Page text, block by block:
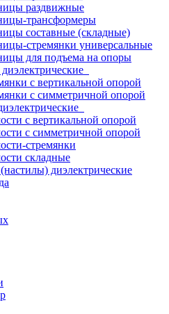
раздвижные
трансформеры
составные (складные)
стремянки универсальные
для подъема на опоры
с вертикальной опорой
с симметричной опорой
с вертикальной опорой
с симметричной опорой
стремянки
складные
диэлектрические